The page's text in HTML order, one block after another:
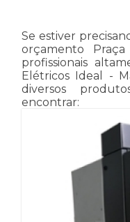
Se estiver
orçamento
profissionais
Elétricos Ideal -
diversos
encontrar: